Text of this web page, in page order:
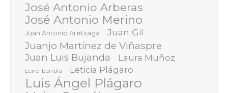
José Antonio Arberas
José Antonio Merino
Juan Antonio Aretxaga Juan Gil
Juanjo Martínez de Viñaspre
Juan Luis Bujanda Laura Muñoz
Leire Ibarrola Leticia Plágaro
Luis Ángel Plágaro